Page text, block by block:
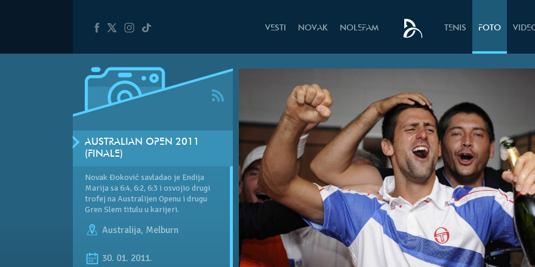
VESTI NOVAK NOLEFAM TENIS FOTO
AUSTRALIAN OPEN 2011
(FINALE)
Novak Đoković savladao je Endija
Marija sa 6:4, 6:2, 6:3 i osvojio drugi
trofej na Australijen Openu i drugu
Gren Slem titulu u karijeri.
Australija, Melburn
30. 01. 2011.